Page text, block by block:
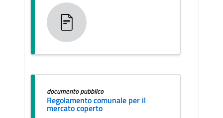
documento pubblico
Regolamento comunale per il
mercato coperto